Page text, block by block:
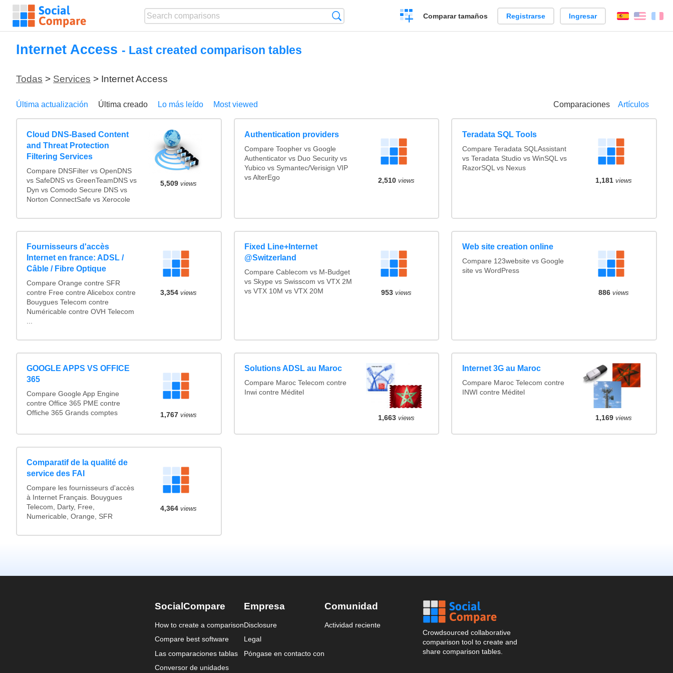
Crear
una
Comparar tamaños Registrarse Ingresar EspañolEnglish
Internet Access - Last created comparison tables
Todas > Services > Internet Access
Última actualización Última creado Lo más leído Most viewed Comparaciones Artículos
Cloud DNS-Based Content
and Threat Protection
Filtering Services
Compare DNSFilter vs OpenDNS
vs SafeDNS vs GreenTeamDNS vs
Dyn vs Comodo Secure DNS vs
Norton ConnectSafe vs Xerocole
5,509 views
Authentication providers
Compare Toopher vs Google
Authenticator vs Duo Security vs
Yubico vs Symantec/Verisign VIP
vs AlterEgo
2,510 views
Teradata SQL Tools
Compare Teradata SQLAssistant
vs Teradata Studio vs WinSQL vs
RazorSQL vs Nexus
1,181views
Fournisseurs d'accès
Internet en france: ADSL /
Câble / Fibre Optique
Compare Orange contre SFR
contre Free contre Alicebox contre
Bouygues Telecom contre
Numéricable contre OVH Telecom
3,354 views
Fixed Line+Internet
@Switzerland
Compare Cablecom vs M-Budget
vs Skype vs Swisscom vs VTX 2M
vs VTX 10M vs VTX 20M
953 views
Web site creation online
Compare 123website vs Google
site vs WordPress
886views
GOOGLE APPS VS OFFICE
365
Compare Google App Engine
contre Office 365 PME contre
Offiche 365 Grands comptes
1,767 views
Solutions ADSL au Maroc
Compare Maroc Telecom contre
Inwi contre Méditel
1,663 views
Internet 3G au Maroc
Compare Maroc Telecom contre
INWI contre Méditel
1,169views
Comparatif de la qualité de
service des FAI
Compare les fournisseurs d'accès
à Internet Français. Bouygues
Telecom, Darty, Free,
Numericable, Orange, SFR
4,364 views
SocialCompare
How to create a comparison
Compare best software
Las comparaciones tablas
Conversor de unidades
Empresa
Disclosure
Legal
Póngase en contacto con
Comunidad
Actividad reciente
Crowdsourced collaborative
comparison tool to create and
share comparison tables.